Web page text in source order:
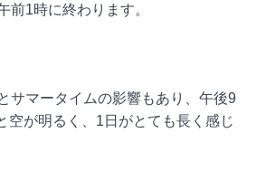
前1時に終わります。
サマータイムの影響もあり、午後9
空が明るく、1日がとても長く感じ